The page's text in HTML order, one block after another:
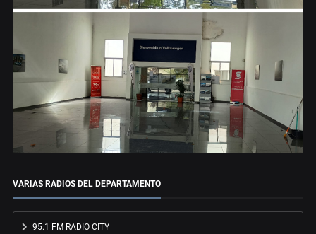
VARIAS RADIOS DEL DEPARTAMENTO
95.1 FM RADIO CITY